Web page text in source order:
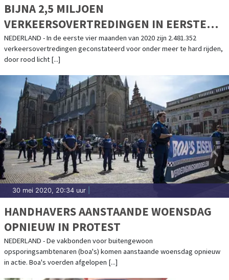
BIJNA 2,5 MILJOEN
VERKEERSOVERTREDINGEN IN EERSTE
VIER MAANDEN 2020
NEDERLAND - In de eerste vier maanden van 2020 zijn 2.481.352
verkeersovertredingen geconstateerd voor onder meer te hard rijden,
door rood licht [...]
30 mei 2020, 20:34 uur
HANDHAVERS AANSTAANDE WOENSDAG
OPNIEUW IN PROTEST
NEDERLAND - De vakbonden voor buitengewoon
opsporingsambtenaren (boa's) komen aanstaande woensdag opnieuw
in actie. Boa's voerden afgelopen [...]